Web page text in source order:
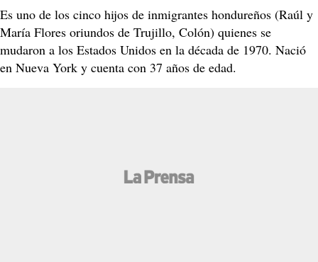
Es uno de los cinco hijos de inmigrantes hondureños (Raúl y
María Flores oriundos de Trujillo, Colón) quienes se
mudaron a los Estados Unidos en la década de 1970. Nació
en Nueva York y cuenta con 37 años de edad.